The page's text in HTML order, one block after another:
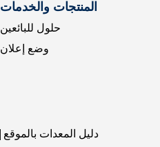
المنتجات والخدمات
حلول للبائعين
وضع إعلان
دليل المعدات بالموقع